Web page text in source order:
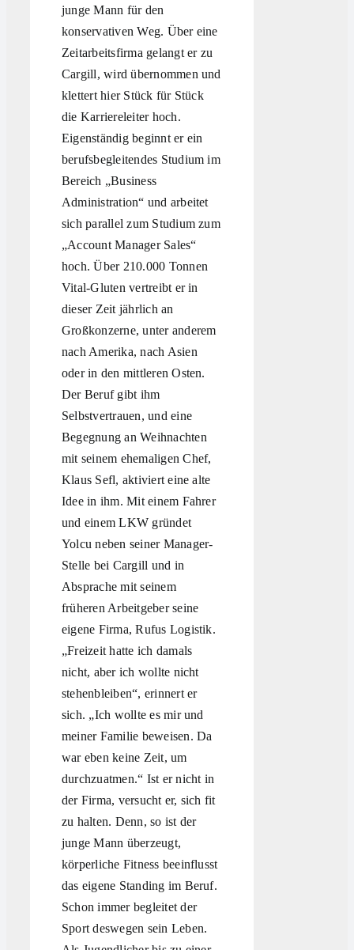
junge Mann für den
konservativen Weg. Über eine
Zeitarbeitsfirma gelangt er zu
Cargill, wird übernommen und
klettert hier Stück für Stück
die Karriereleiter hoch.
Eigenständig beginnt er ein
berufsbegleitendes Studium im
Bereich „Business
Administration“ und arbeitet
sich parallel zum Studium zum
„Account Manager Sales“
hoch. Über 210.000 Tonnen
Vital-Gluten vertreibt er in
dieser Zeit jährlich an
Großkonzerne, unter anderem
nach Amerika, nach Asien
oder in den mittleren Osten.
Der Beruf gibt ihm
Selbstvertrauen, und eine
Begegnung an Weihnachten
mit seinem ehemaligen Chef,
Klaus Sefl, aktiviert eine alte
Idee in ihm. Mit einem Fahrer
und einem LKW gründet
Yolcu neben seiner Manager-
Stelle bei Cargill und in
Absprache mit seinem
früheren Arbeitgeber seine
eigene Firma, Rufus Logistik.
„Freizeit hatte ich damals
nicht, aber ich wollte nicht
stehenbleiben“, erinnert er
sich. „Ich wollte es mir und
meiner Familie beweisen. Da
war eben keine Zeit, um
durchzuatmen.“ Ist er nicht in
der Firma, versucht er, sich fit
zu halten. Denn, so ist der
junge Mann überzeugt,
körperliche Fitness beeinflusst
das eigene Standing im Beruf.
Schon immer begleitet der
Sport deswegen sein Leben.